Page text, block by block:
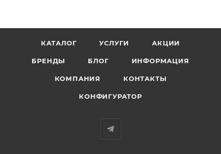
КАТАЛОГ УСЛУГИ АКЦИИ
БРЕНДЫ БЛОГ ИНФОРМАЦИЯ
КОМПАНИЯ КОНТАКТЫ
КОНФИГУРАТОР